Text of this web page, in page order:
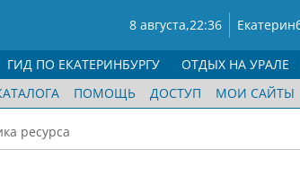
8 августа,22:36
ГИД ПО ЕКАТЕРИНБУРГУ ОТДЫХ НА УРАЛЕ
ПОМОЩЬ ДОСТУП МОИ САЙТЫ
ресурса